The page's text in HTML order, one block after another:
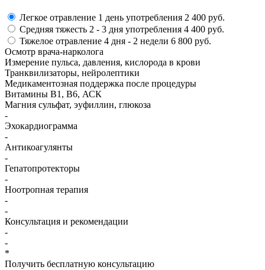
Легкое отравление 1 день употребления 2 400 руб.
Средняя тяжесть 2 - 3 дня употребления 4 400 руб.
Тяжелое отравление 4 дня - 2 недели 6 800 руб.
Осмотр врача-нарколога
Измерение пульса, давления, кислорода в крови
Транквилизаторы, нейролептики
Медикаментозная поддержка после процедуры
Витамины B1, B6, АСК
Магния сульфат, эуфиллин, глюкоза
-
Эхокардиограмма
-
Антикоагулянты
-
Гепатопротекторы
-
Ноотропная терапия
-
-
Консультация и рекомендации
-
-
*
Получить бесплатную консультацию